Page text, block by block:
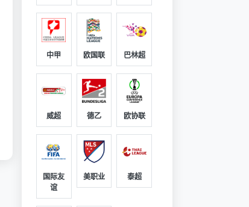
中甲 欧国联 巴林超
威超 德乙 欧协联
国际友
谊
美职业 泰超